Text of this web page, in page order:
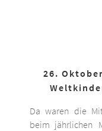
26.
Da waren die
beim jährlichen